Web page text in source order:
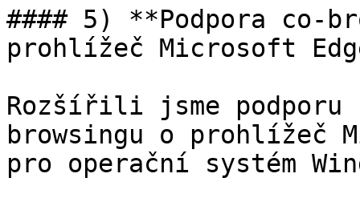
#### 5) **Podpora co-
prohlížeč Microsoft
Rozšířili jsme
browsingu o prohlížeč
pro operační systém